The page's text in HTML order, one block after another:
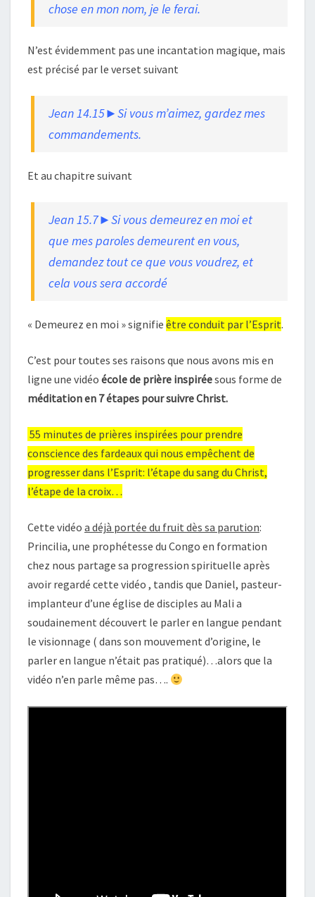
chose en mon nom, je le ferai.
N’est évidemment pas une incantation magique, mais
est précisé par le verset suivant
Jean 14.15►Si vous m’aimez, gardez mes
commandements.
Et au chapitre suivant
Jean 15.7►Si vous demeurez en moi et
que mes paroles demeurent en vous,
demandez tout ce que vous voudrez, et
cela vous sera accordé
« Demeurez en moi » signifie être conduit par l’Esprit.
C’est pour toutes ses raisons que nous avons mis en
ligne une vidéo école de prière inspiréesous forme de
méditation en 7 étapes pour suivre Christ.
55 minutes de prières inspirées pour prendre
conscience des fardeaux qui nous empêchent de
progresser dans l’Esprit: l’étape du sang du Christ,
l’étape de la croix…
Cette vidéo a déjà portée du fruit dès sa parution:
Princilia, une prophétesse du Congo en formation
chez nous partage sa progression spirituelle après
avoir regardé cette vidéo , tandis que Daniel, pasteur-
implanteur d’une église de disciples au Mali a
soudainement découvert le parler en langue pendant
le visionnage ( dans son mouvement d’origine, le
parler en langue n’était pas pratiqué)…alors que la
vidéo n’en parle même pas….